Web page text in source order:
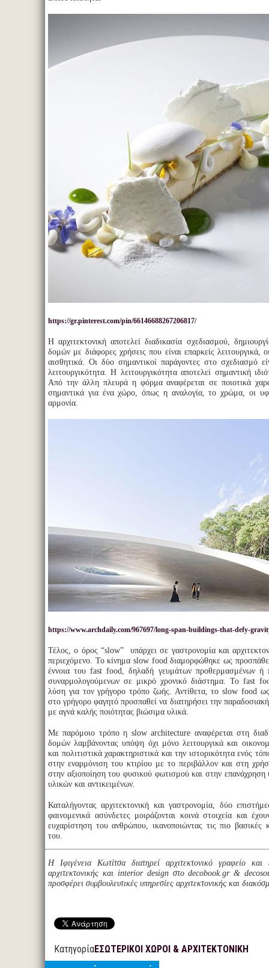
https://gr.pinterest.com/pin/66146688267206817/
Η αρχιτεκτονική αποτελεί διαδικασία σχεδιασμού,
δομών με διάφορες χρήσεις που είναι επαρκείς λειτουργικά,
αισθητικά. Οι δύο σημαντικοί παράγοντες στο σχεδιασμό
λειτουργικότητα. Η λειτουργικότητα αποτελεί σημαντική
Από την άλλη πλευρά η φόρμα αναφέρεται σε ποιοτικά
σημαντικά για ένα χώρο, όπως η αναλογία, το χρώμα, οι
αρμονία.
https://www.archdaily.com/967697/long-span-buildings-that-defy-
Τέλος, ο όρος “slow” υπάρχει σε γαστρονομία και
περιεχόμενο. Το κίνημα slow food διαμορφώθηκε ως
έννοια του fast food, δηλαδή γευμάτων προθερμασμένων ή
συναρμολογούμενων σε μικρό χρονικό διάστημα. Το fast
λύση για τον γρήγορο τρόπο ζωής. Αντίθετα, το slow food
στο γρήγορο φαγητό προσπαθεί να διατηρήσει την
με αγνά καλής ποιότητας βιώσιμα υλικά.
Με παρόμοιο τρόπο η slow architecture αναφέρεται στη
δομών λαμβάνοντας υπόψη όχι μόνο λειτουργικά και
και πολιτιστικά χαρακτηριστικά και την ιστορικότητα ενός
στην εναρμόνιση του κτιρίου με το περιβάλλον και στη
στην αξιοποίηση του φυσικού φωτισμού και στην
υλικών και αντικειμένων.
Καταλήγοντας αρχιτεκτονική και γαστρονομία, δύο
φαινομενικά ασύνδετες μοιράζονται κοινά στοιχεία και
ευχαρίστηση του ανθρώπου, ικανοποιώντας τις πιο βασικές
του.
Η Ιφιγένεια Κωτίτσα διατηρεί αρχιτεκτονικό γραφείο και
αρχιτεκτονικής και interior design στο decobook.gr &
προσφέρει συμβουλευτικές υπηρεσίες αρχιτεκτονικής και
ΚατηγορίαΕΣΩΤΕΡΙΚΟΙ ΧΩΡΟΙ & ΑΡΧΙΤΕΚΤΟΝΙΚΗ